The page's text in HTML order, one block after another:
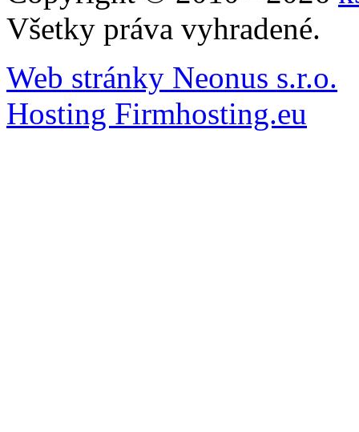
Všetky práva vyhradené.
Web stránky Neonus s.r.o.
Hosting Firmhosting.eu